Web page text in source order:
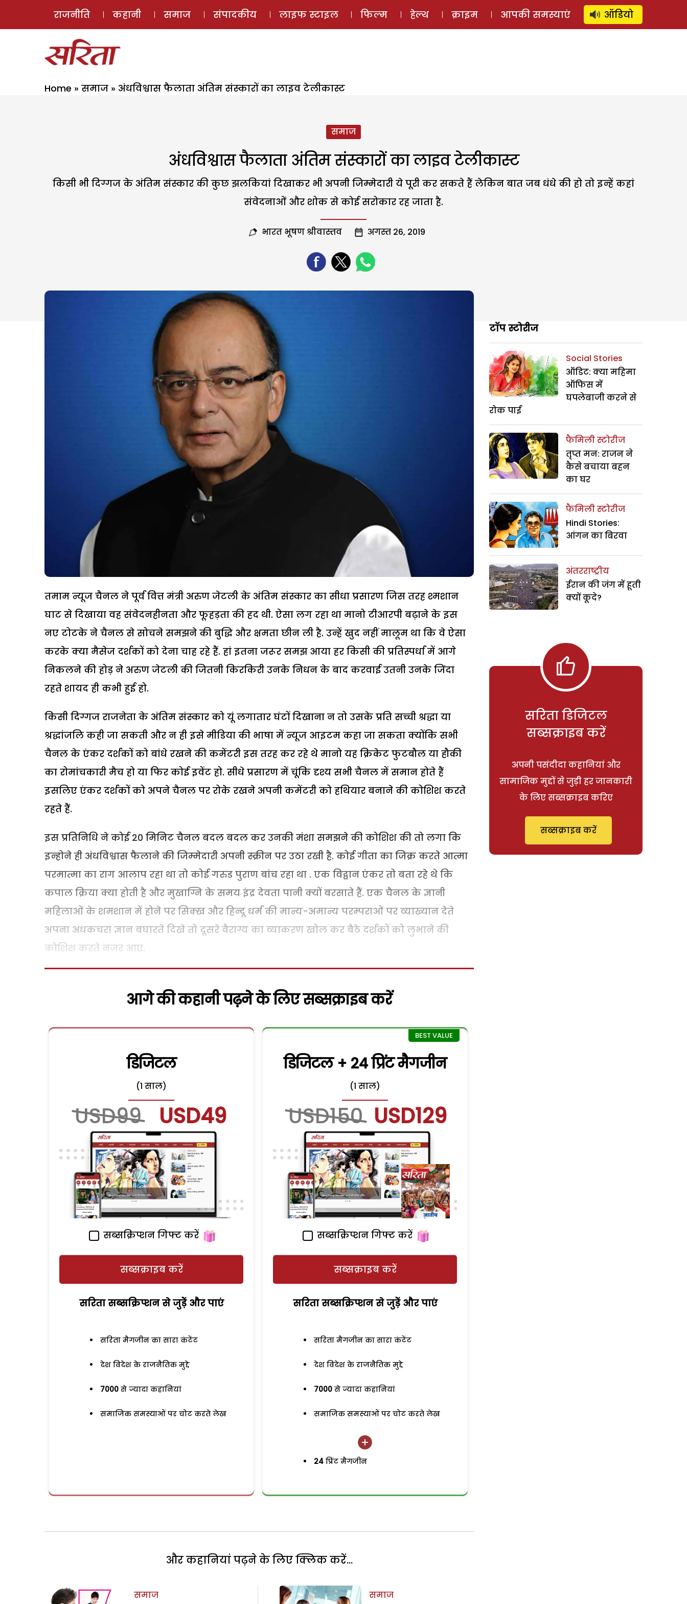
ई-मैगज़ीन ऑडियो स्टोरी लॉग इन ⚲ SUBSCRIBE
राजनीति कहानी समाज संपादकीय लाइफ स्टाइल फिल्म हेल्थ क्राइम आपकी समस्याएं ऑडियो
Home » समाज » अंधविश्वास फैलाता अंतिम संस्कारों का लाइव टेलीकास्ट
समाज
अंधविश्वास फैलाता अंतिम संस्कारों का लाइव टेलीकास्ट
किसी भी दिग्गज के अंतिम संस्कार की कुछ झलकियां दिखाकर भी अपनी जिम्मेदारी ये पूरी कर सकते हैं लेकिन बात जब धंधे की हो तो इन्हें कहां
संवेदनाओं और शोक से कोई सरोकार रह जाता है.
भारत भूषण श्रीवास्तव अगस्त 26, 2019
तमाम न्यूज चैनल ने पूर्व वित्त मंत्री अरुण जेटली के अंतिम संस्कार का सीधा प्रसारण जिस तरह श्मशान
घाट से दिखाया वह संवेदनहीनता और फूहड़ता की हद थी. ऐसा लग रहा था मानो टीआरपी बढ़ाने के इस
नए टोटके ने चैनल से सोचने समझने की बुद्धि और क्षमता छीन ली है. उन्हें खुद नहीं मालूम था कि वे ऐसा
करके क्या मैसेज दर्शकों को देना चाह रहे हैं. हां इतना जरूर समझ आया हर किसी की प्रतिस्पर्धा में आगे
निकलने की होड़ ने अरुण जेटली की जितनी किरकिरी उनके निधन के बाद करवाई उतनी उनके जिंदा
रहते शायद ही कभी हुई हो.
किसी दिग्गज राजनेता के अंतिम संस्कार को यूं लगातार घंटों दिखाना न तो उसके प्रति सच्ची श्रद्धा या
श्रद्धांजलि कही जा सकती और न ही इसे मीडिया की भाषा में न्यूज आइटम कहा जा सकता क्योंकि सभी
चैनल के एंकर दर्शकों को बांधे रखने की कमेंटरी इस तरह कर रहे थे मानो यह क्रिकेट फुटबौल या हौकी
का रोमांचकारी मैच हो या फिर कोई इवेंट हो. सीधे प्रसारण में चूंकि दृश्य सभी चैनल में समान होते हैं
इसलिए एंकर दर्शकों को अपने चैनल पर रोके रखने अपनी कमेंटरी को हथियार बनाने की कोशिश करते
रहते हैं.
इस प्रतिनिधि ने कोई 20 मिनिट चैनल बदल बदल कर उनकी मंशा समझने की कोशिश की तो लगा कि
इन्होने ही अंधविश्वास फैलाने की जिम्मेदारी अपनी स्क्रीन पर उठा रखी है. कोई गीता का जिक्र करते आत्मा
परमात्मा का राग आलाप रहा था तो कोई गरुड पुराण बांच रहा था . एक विद्वान एंकर तो बता रहे थे कि
कपाल क्रिया क्या होती है और मुखाग्नि के समय इंद्र देवता पानी क्यों बरसाते हैं. एक चैनल के ज्ञानी
महिलाओं के शमशान में होने पर सिक्ख और हिन्दू धर्म की मान्य-अमान्य परम्पराओं पर व्याख्यान देते
अपना अधकचरा ज्ञान बघारते दिखे तो दूसरे बैराग्य का व्याकरण खोल कर बैठे दर्शकों को लुभाने की
कोशिश करते नजर आए.
आगे की कहानी पढ़ने के लिए सब्सक्राइब करें
डिजिटल
(1 साल)
USD99 USD49
सब्सक्रिप्शन गिफ्ट करें
सब्सक्राइब करें
सरिता सब्सक्रिप्शन से जुड़ेें और पाएं
सरिता मैगजीन का सारा कंटेंट
देश विदेश के राजनैतिक मुद्दे
7000 से ज्यादा कहानियां
समाजिक समस्याओं पर चोट करते लेख
डिजिटल + 24 प्रिंट मैगजीन
(1 साल)
USD150 USD129
सब्सक्रिप्शन गिफ्ट करें
सब्सक्राइब करें
सरिता सब्सक्रिप्शन से जुड़ेें और पाएं
सरिता मैगजीन का सारा कंटेंट
देश विदेश के राजनैतिक मुद्दे
7000 से ज्यादा कहानियां
समाजिक समस्याओं पर चोट करते लेख
24 प्रिंट मैगजीन
और कहानियां पढ़ने के लिए क्लिक करें...
समाज
समाज
टॉप स्टोरीज
Social Stories
ऑडिट: क्या महिमा
ऑफिस में
घपलेबाजी करने से
रोक पाई
फैमिली स्टोरीज
तृप्त मन: राजन ने
कैसे बचाया बहन
का घर
फैमिली स्टोरीज
Hindi Stories:
आंगन का बिरवा
अंतरराष्ट्रीय
ईरान की जंग में हूती
क्यों कूदे?
सरिता डिजिटल
सब्सक्राइब करें
अपनी पसंदीदा कहानियां और
सामाजिक मुद्दों से जुड़ी हर जानकारी
के लिए सब्सक्राइब करिए
सब्सक्राइब करें